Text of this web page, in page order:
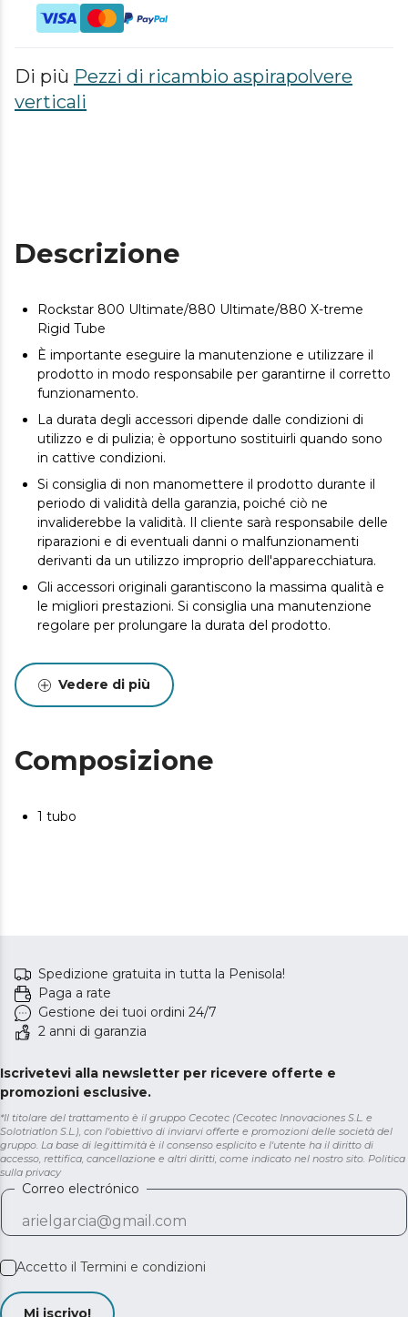
Di più Pezzi di ricambio aspirapolvere
verticali
Descrizione
Rockstar 800 Ultimate/880 Ultimate/880 X-treme
Rigid Tube
È importante eseguire la manutenzione e utilizzare il
prodotto in modo responsabile per garantirne il corretto
funzionamento.
La durata degli accessori dipende dalle condizioni di
utilizzo e di pulizia; è opportuno sostituirli quando sono
in cattive condizioni.
Si consiglia di non manomettere il prodotto durante il
periodo di validità della garanzia, poiché ciò ne
invaliderebbe la validità. Il cliente sarà responsabile delle
riparazioni e di eventuali danni o malfunzionamenti
derivanti da un utilizzo improprio dell'apparecchiatura.
Gli accessori originali garantiscono la massima qualità e
le migliori prestazioni. Si consiglia una manutenzione
regolare per prolungare la durata del prodotto.
Vedere di più
Composizione
1 tubo
Spedizione gratuita in tutta la Penisola!
Paga a rate
Gestione dei tuoi ordini 24/7
2 anni di garanzia
Iscrivetevi alla newsletter per ricevere offerte e
promozioni esclusive.
*Il titolare del trattamento è il gruppo Cecotec (Cecotec Innovaciones S.L. e
Solotriatlon S.L.), con l'obiettivo di inviarvi offerte e promozioni delle società del
gruppo. La base di legittimità è il consenso esplicito e l'utente ha il diritto di
accesso, rettifica, cancellazione e altri diritti, come indicato nel nostro sito. Politica
sulla privacy
Correo electrónico
Accetto il Termini e condizioni
Mi iscrivo!